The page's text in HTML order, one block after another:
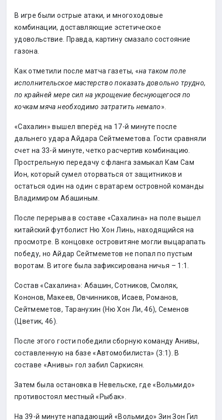
В игре были острые атаки, и многоходовые
комбинации, доставляющие эстетическое
удовольствие. Правда, картину смазало состояние
газона.
Как отметили после матча газеты, «на таком поле
исполнительское мастерство показать довольно трудно,
по крайней мере сил на укрощение беснующегося по
кочкам мяча необходимо затратить немало».
«Сахалин» вышел вперёд на 17-й минуте после
дальнего удара Айдара Сейтмеметова. Гости сравняли
счет на 33-й минуте, четко расчертив комбинацию.
Прострельную передачу с фланга замыкал Кам Сам
Ион, который сумел оторваться от защитников и
остаться один на один с вратарем островной команды
Владимиром Абашиным.
После перерыва в составе «Сахалина» на поле вышел
китайский футболист Ню Хон Линь, находящийся на
просмотре. В концовке островитяне могли выцарапать
победу, но Айдар Сейтмеметов не попал по пустым
воротам. В итоге была зафиксирована ничья – 1:1.
Состав «Сахалина»: Абашин, Сотников, Смоляк,
Кононов, Макеев, Овчинников, Исаев, Романов,
Сейтмеметов, Таранухин (Ню Хон Ли, 46), Семенов
(Цветик, 46).
После этого гости победили сборную команду Анивы,
составленную на базе «Автомобилиста» (3:1). В
составе «Анивы» гол забил Саркисян.
Затем была остановка в Невельске, где «Вольмидо»
противостоял местный «Рыбак».
На 39-й минуте нападающий «Вольмидо» Зин Зон Гил